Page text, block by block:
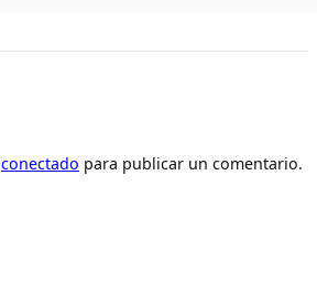
conectado para publicar un comentario.